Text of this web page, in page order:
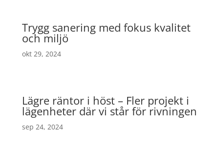
Trygg sanering med fokus kvalitet
och miljö
okt 29, 2024
Lägre räntor i höst – Fler projekt i
lägenheter där vi står för rivningen
sep 24, 2024